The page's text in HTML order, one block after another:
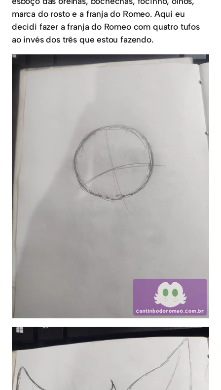
marca do rosto e a franja do Romeo. Aqui eu
decidi fazer a franja do Romeo com quatro tufos
ao invés dos três que estou fazendo.